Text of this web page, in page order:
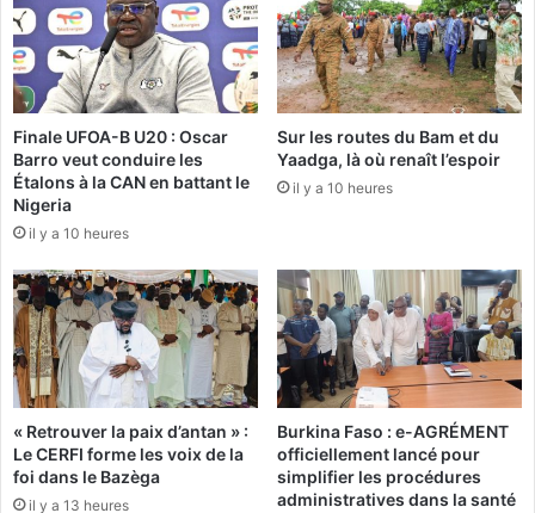
u
m
i
è
r
e
f
û
t
à
a
s
s
o
u
!
a
u
x
é
l
e
c
t
i
o
s
a
u
B
u
k
i
Finale UFOA-B U20 : Oscar
Barro veut conduire les
Étalons à la CAN en battant le
Nigeria
il y a 10 heures
Sur les routes du Bam et du
Yaadga, là où renaît l’espoir
il y a 10 heures
« Retrouver la paix d’antan » :
Le CERFI forme les voix de la
foi dans le Bazèga
il y a 13 heures
Burkina Faso : e-AGRÉMENT
officiellement lancé pour
simplifier les procédures
administratives dans la santé